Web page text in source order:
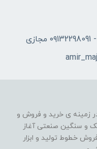
اورجینال فعالیت خود را از سال 1392 در زمینه ی خرید و فروش و
و سنگین صنعتی آغاز
خطوط تولید و ابزار